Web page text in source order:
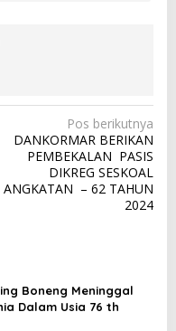
Pos berikutnya
DANKORMAR BERIKAN
PEMBEKALAN PASIS
DIKREG SESKOAL
ANGKATAN – 62 TAHUN
2024
Boneng Meninggal
Dalam Usia 76 th